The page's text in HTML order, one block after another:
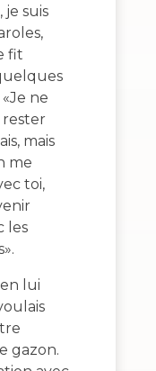
je suis
fit
ne
mais
me
toi,
les
lui
gazon.